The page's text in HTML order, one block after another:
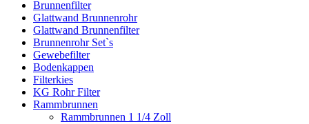
Brunnenfilter
Glattwand Brunnenrohr
Glattwand Brunnenfilter
Brunnenrohr Set`s
Gewebefilter
Bodenkappen
Filterkies
KG Rohr Filter
Rammbrunnen
Rammbrunnen 1 1/4 Zoll